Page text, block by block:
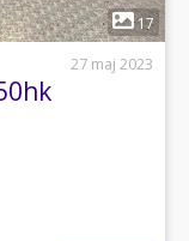
17
27 maj 2023